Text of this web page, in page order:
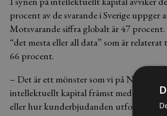
procent av de svarande i Sverige
Motsvarande siffra globalt är 47
“det mesta eller all data” som är
66 procent.
– Det är ett mönster som vi på NTT
intellektuellt kapital främst med
eller hur kunderbjudanden utformas